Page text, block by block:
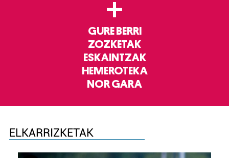
+
GURE BERRI
ZOZKETAK
ESKAINTZAK
HEMEROTEKA
NOR GARA
ELKARRIZKETAK